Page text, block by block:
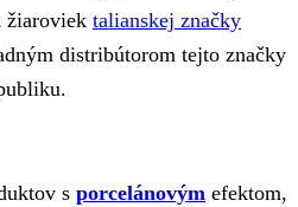
žiaroviek talianskej značky
distribútorom tejto značky
s porcelánovým efektom,